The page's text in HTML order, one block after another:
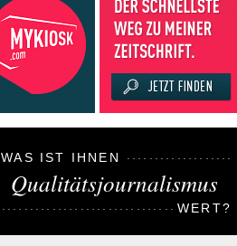
WAS IST IHNEN
Qualitätsjournalismus
WERT?